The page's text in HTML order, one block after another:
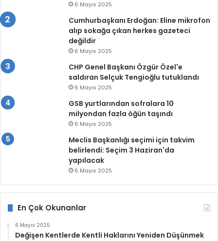
6 Mayıs 2025
Cumhurbaşkanı Erdoğan: Eline mikrofon
alıp sokağa çıkan herkes gazeteci
değildir
6 Mayıs 2025
CHP Genel Başkanı Özgür Özel'e
saldıran Selçuk Tengioğlu tutuklandı
6 Mayıs 2025
GSB yurtlarından sofralara 10
milyondan fazla öğün taşındı
6 Mayıs 2025
Meclis Başkanlığı seçimi için takvim
belirlendi: Seçim 3 Haziran'da
yapılacak
6 Mayıs 2025
En Çok Okunanlar
6 Mayıs 2025
Değişen Kentlerde Kentli Haklarını Yeniden Düşünmek